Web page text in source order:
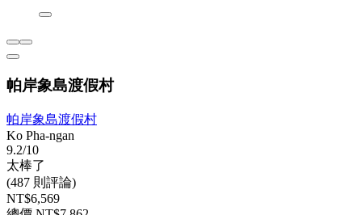
帕岸象島渡假村
帕岸象島渡假村
Ko Pha-ngan
9.2/10
太棒了
(487 則評論)
NT$6,569